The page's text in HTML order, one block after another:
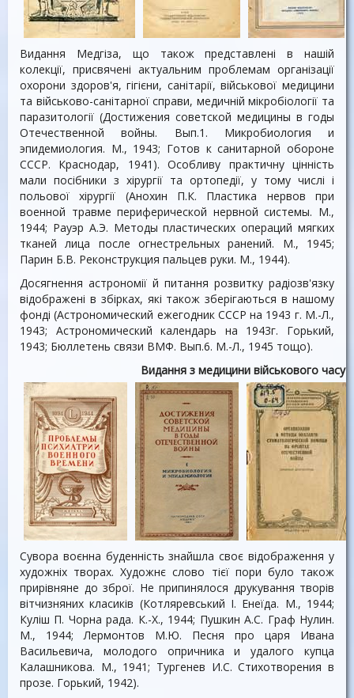
Видання Медгіза, що також представлені в нашій
колекції, присвячені актуальним проблемам організації
охорони здоров'я, гігієни, санітарії, військової медицини
та військово-санітарної справи, медичній мікробіології та
паразитології (Достижения советской медицины в годы
Отечественной войны. Вып.1. Микробиология и
эпидемиология. М., 1943; Готов к санитарной обороне
СССР. Краснодар, 1941). Особливу практичну цінність
мали посібники з хірургії та ортопедії, у тому числі і
польової хірургії (Анохин П.К. Пластика нервов при
военной травме периферической нервной системы. М.,
1944; Рауэр А.Э. Методы пластических операций мягких
тканей лица после огнестрельных ранений. М., 1945;
Парин Б.В. Реконструкция пальцев руки. М., 1944).
Досягнення астрономії й питання розвитку радіозв'язку
відображені в збірках, які також зберігаються в нашому
фонді (Астрономический ежегодник СССР на 1943 г. М.-Л.,
1943; Астрономический календарь на 1943г. Горький,
1943; Бюллетень связи ВМФ. Вып.6. М.-Л., 1945 тощо).
Видання з медицини військового часу
Сувора воєнна буденність знайшла своє відображення у
художніх творах. Художнє слово тієї пори було також
прирівняне до зброї. Не припинялося друкування творів
вітчизняних класиків (Котляревський І. Енеїда. М., 1944;
Куліш П. Чорна рада. К.-Х., 1944; Пушкин А.С. Граф Нулин.
М., 1944; Лермонтов М.Ю. Песня про царя Ивана
Васильевича, молодого опричника и удалого купца
Калашникова. М., 1941; Тургенев И.С. Стихотворения в
прозе. Горький, 1942).